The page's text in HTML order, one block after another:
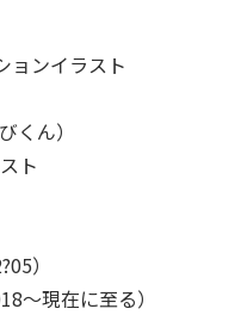
ョンイラスト
くん）
スト
）
～現在に至る）